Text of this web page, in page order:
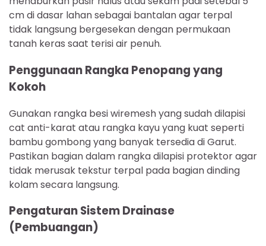
cm di dasar lahan sebagai bantalan agar terpal
tidak langsung bergesekan dengan permukaan
tanah keras saat terisi air penuh.
Penggunaan Rangka Penopang yang
Kokoh
Gunakan rangka besi wiremesh yang sudah dilapisi
cat anti-karat atau rangka kayu yang kuat seperti
bambu gombong yang banyak tersedia di Garut.
Pastikan bagian dalam rangka dilapisi protektor agar
tidak merusak tekstur terpal pada bagian dinding
kolam secara langsung.
Pengaturan Sistem Drainase
(Pembuangan)